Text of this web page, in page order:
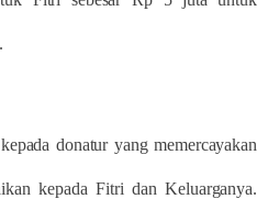
donatur yang memercayakan
kepada Fitri dan Keluarganya.